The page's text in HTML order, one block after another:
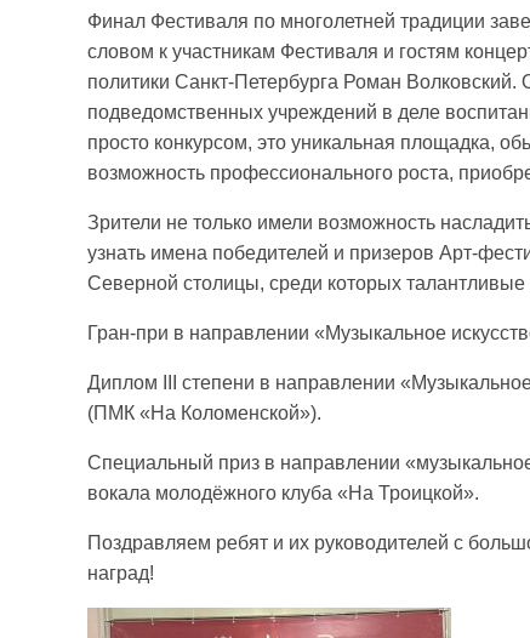
Финал Фестиваля по многолетней традиции
словом к участникам Фестиваля и гостям
политики Санкт-Петербурга Роман
подведомственных учреждений в деле
просто конкурсом, это уникальная площадка,
возможность профессионального роста,
Зрители не только имели возможность
узнать имена победителей и призеров Арт-
Северной столицы, среди которых
Гран-при в направлении «Музыкальное
Диплом III степени в направлении
(ПМК «На Коломенской»).
Специальный приз в направлении
вокала молодёжного клуба «На Троицкой».
Поздравляем ребят и их руководителей с
наград!